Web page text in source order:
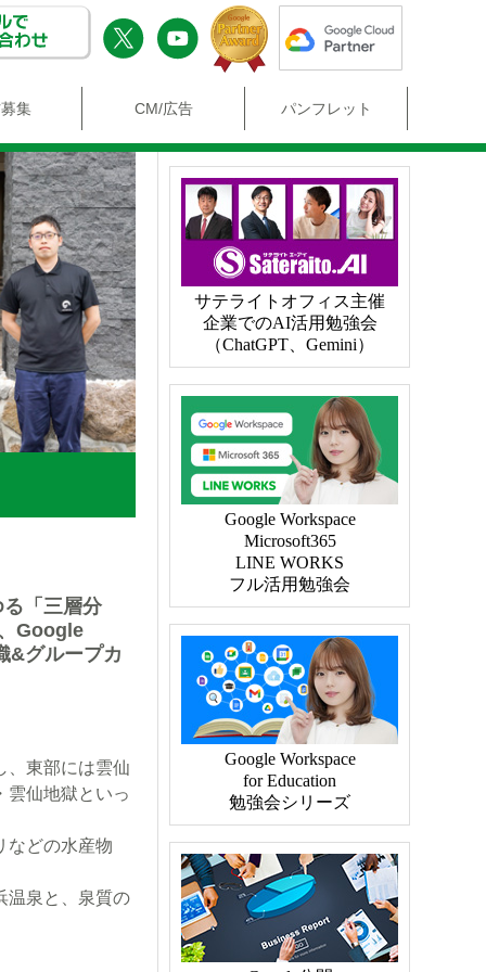
集 CM/広告 パンフレット
「三層分
Google
&グループカ
、東部には雲仙
雲仙地獄といっ
などの水産物
温泉と、泉質の